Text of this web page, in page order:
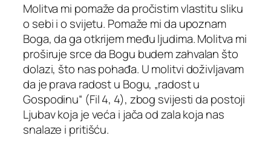
Molitva mi pomaže da pročistim vlastitu sliku
o sebi i o svijetu. Pomaže mi da upoznam
Boga, da ga otkrijem među ljudima. Molitva mi
proširuje srce da Bogu budem zahvalan što
dolazi, što nas pohađa. U molitvi doživljavam
da je prava radost u Bogu, „radost u
Gospodinu“ (Fil 4, 4), zbog svijesti da postoji
Ljubav koja je veća i jača od zala koja nas
snalaze i pritišću.